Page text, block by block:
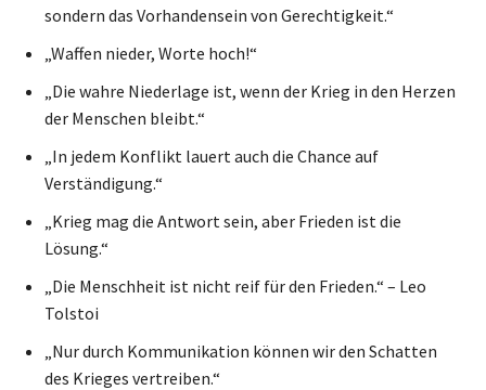
sondern das Vorhandensein von Gerechtigkeit.“
„Waffen nieder, Worte hoch!“
„Die wahre Niederlage ist, wenn der Krieg in den Herzen
der Menschen bleibt.“
„In jedem Konflikt lauert auch die Chance auf
Verständigung.“
„Krieg mag die Antwort sein, aber Frieden ist die
Lösung.“
„Die Menschheit ist nicht reif für den Frieden.“ – Leo
Tolstoi
„Nur durch Kommunikation können wir den Schatten
des Krieges vertreiben.“